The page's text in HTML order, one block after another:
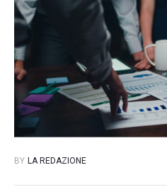
Contatti
BY LA REDAZIONE